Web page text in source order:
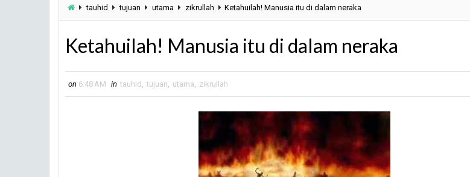
tauhid tujuan utama zikrullah Ketahuilah! Manusia itu di dalam neraka
Ketahuilah! Manusia itu di dalam neraka
on 6:48 AM in tauhid tujuan utama zikrullah